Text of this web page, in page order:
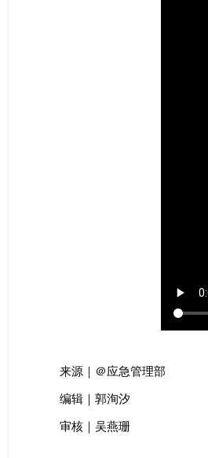
来源｜＠应急管理部
编辑｜郭洵汐
审核｜吴燕珊